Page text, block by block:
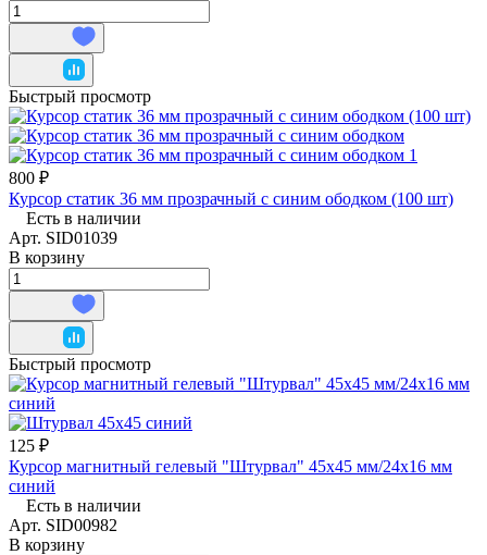
Быстрый просмотр
800 ₽
Курсор статик 36 мм прозрачный с синим ободком (100 шт)
Есть в наличии
Арт. SID01039
В корзину
Быстрый просмотр
125 ₽
Курсор магнитный гелевый "Штурвал" 45х45 мм/24х16 мм
синий
Есть в наличии
Арт. SID00982
В корзину